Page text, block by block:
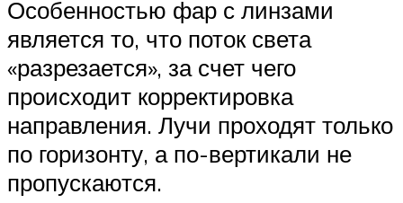
Особенностью фар с линзами
является то, что поток света
«разрезается», за счет чего
происходит корректировка
направления. Лучи проходят только
по горизонту, а по-вертикали не
пропускаются.